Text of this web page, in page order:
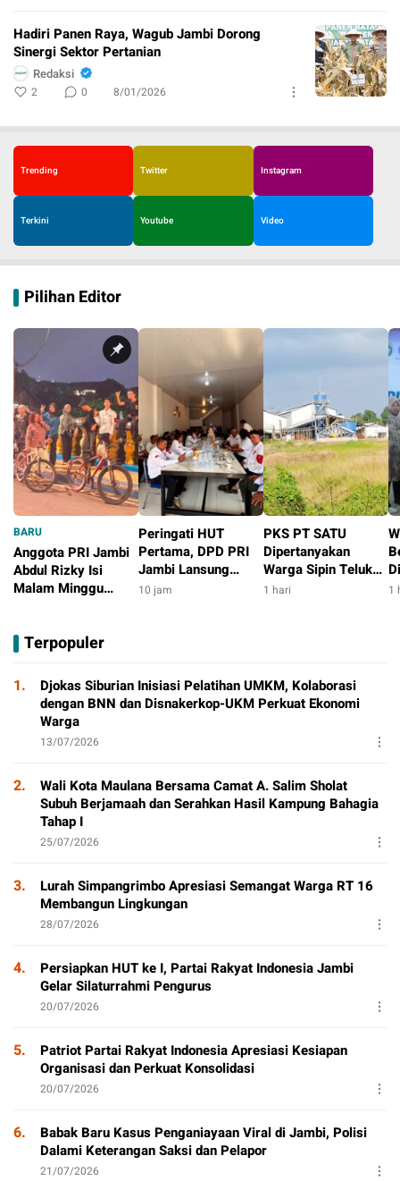
Hadiri Panen Raya, Wagub Jambi Dorong
Sinergi Sektor Pertanian
Redaksi
2 0 8/01/2026
Trending Twitter Instagram
Terkini Youtube Video
Pilihan Editor
BARU
Anggota PRI Jambi
Abdul Rizky Isi
Malam Minggu
Aktivitas Positif
Peringati HUT
Pertama, DPD PRI
Jambi Lansung
Berbagi Dengan
10 jam
PKS PT SATU
Dipertanyakan
Warga Sipin Teluk
Duren, Jarak Dekat
1 hari 1
Terpopuler
1.
Djokas Siburian Inisiasi Pelatihan UMKM, Kolaborasi
dengan BNN dan Disnakerkop-UKM Perkuat Ekonomi
Warga
13/07/2026
2.
Wali Kota Maulana Bersama Camat A. Salim Sholat
Subuh Berjamaah dan Serahkan Hasil Kampung Bahagia
Tahap I
25/07/2026
3.
Lurah Simpangrimbo Apresiasi Semangat Warga RT 16
Membangun Lingkungan
28/07/2026
4.
Persiapkan HUT ke I, Partai Rakyat Indonesia Jambi
Gelar Silaturrahmi Pengurus
20/07/2026
5.
Patriot Partai Rakyat Indonesia Apresiasi Kesiapan
Organisasi dan Perkuat Konsolidasi
20/07/2026
6.
Babak Baru Kasus Penganiayaan Viral di Jambi, Polisi
Dalami Keterangan Saksi dan Pelapor
21/07/2026